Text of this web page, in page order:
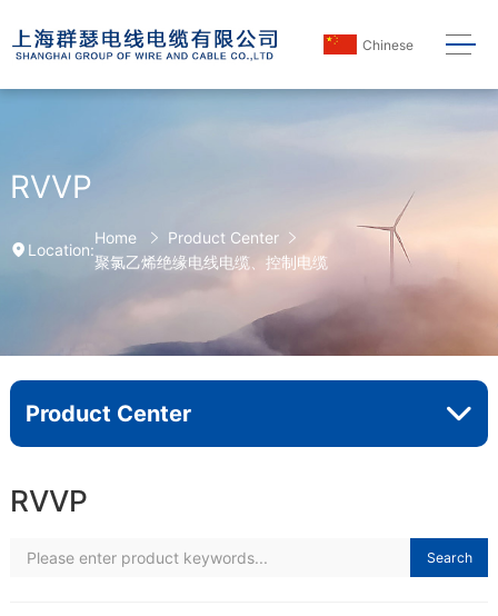
Chinese
RVVP
Location:
Home
Product Center
聚氯乙烯绝缘电线电缆、控制电缆
Product Center
RVVP
Search